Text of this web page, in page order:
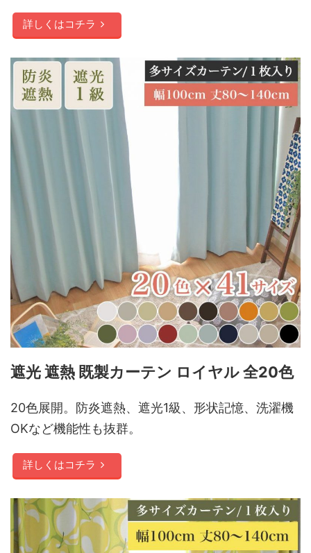
詳しくはコチラ
遮光 遮熱 既製カーテン ロイヤル 全20色
20色展開。防炎遮熱、遮光1級、形状記憶、洗濯機
OKなど機能性も抜群。
詳しくはコチラ